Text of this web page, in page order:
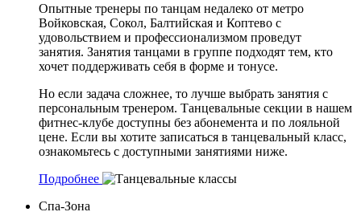
Опытные тренеры по танцам недалеко от метро
Войковская, Сокол, Балтийская и Коптево с
удовольствием и профессионализмом проведут
занятия. Занятия танцами в группе подходят тем, кто
хочет поддерживать себя в форме и тонусе.
Но если задача сложнее, то лучше выбрать занятия с
персональным тренером. Танцевальные секции в нашем
фитнес-клубе доступны без абонемента и по лояльной
цене. Если вы хотите записаться в танцевальный класс,
ознакомьтесь с доступными занятиями ниже.
Подробнее
Спа-Зона